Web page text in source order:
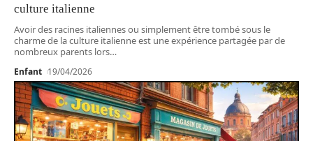
culture italienne
Avoir des racines italiennes ou simplement être tombé sous le
charme de la culture italienne est une expérience partagée par de
nombreux parents lors…
Enfant 19/04/2026